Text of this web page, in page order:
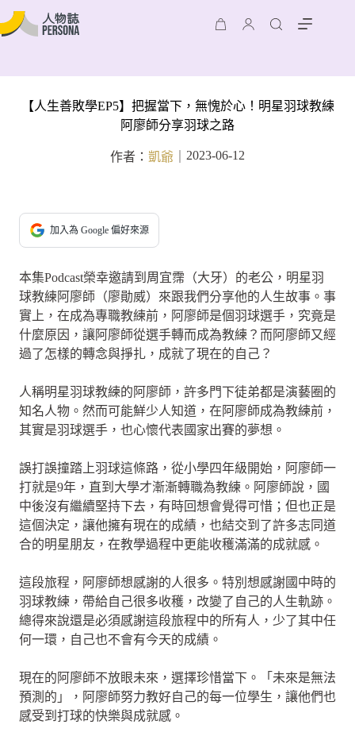
【人生善敗學EP5】把握當下，無愧於心！明星羽球教練
阿廖師分享羽球之路
作者： 凱爺 2023-06-12
加入為 Google 偏好來源
本集Podcast榮幸邀請到周宜霈（大牙）的老公，明星羽
球教練阿廖師（廖勛威）來跟我們分享他的人生故事。事
實上，在成為專職教練前，阿廖師是個羽球選手，究竟是
什麼原因，讓阿廖師從選手轉而成為教練？而阿廖師又經
過了怎樣的轉念與掙扎，成就了現在的自己？
人稱明星羽球教練的阿廖師，許多門下徒弟都是演藝圈的
知名人物。然而可能鮮少人知道，在阿廖師成為教練前，
其實是羽球選手，也心懷代表國家出賽的夢想。
誤打誤撞踏上羽球這條路，從小學四年級開始，阿廖師一
打就是9年，直到大學才漸漸轉職為教練。阿廖師說，國
中後沒有繼續堅持下去，有時回想會覺得可惜；但也正是
這個決定，讓他擁有現在的成績，也結交到了許多志同道
合的明星朋友，在教學過程中更能收穫滿滿的成就感。
這段旅程，阿廖師想感謝的人很多。特別想感謝國中時的
羽球教練，帶給自己很多收穫，改變了自己的人生軌跡。
總得來說還是必須感謝這段旅程中的所有人，少了其中任
何一環，自己也不會有今天的成績。
現在的阿廖師不放眼未來，選擇珍惜當下。「未來是無法
預測的」，阿廖師努力教好自己的每一位學生，讓他們也
感受到打球的快樂與成就感。